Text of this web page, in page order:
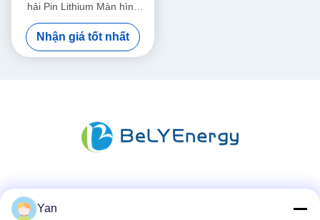
hải Pin Lithium Màn hình
LED Lifepo4 12V 100Ah
Nhận giá tốt nhất
Yan